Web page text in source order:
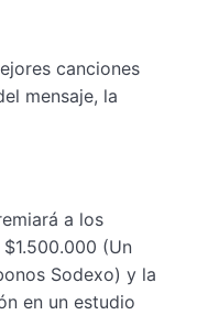
canciones
mensaje, la
a los
(Un
Sodexo) y la
en un estudio